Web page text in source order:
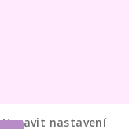
Upravit nastavení